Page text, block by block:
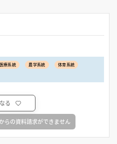
療系統 農学系統
体育系統
る
らの資料請求ができません